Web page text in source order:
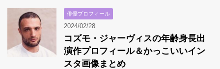
俳優プロフィール
2024/02/28
コズモ・ジャーヴィスの年齢身長出
演作プロフィール＆かっこいいイン
スタ画像まとめ